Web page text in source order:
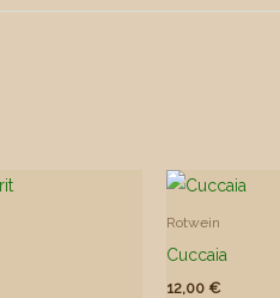
Rotwein
Cuccaia
12,00€